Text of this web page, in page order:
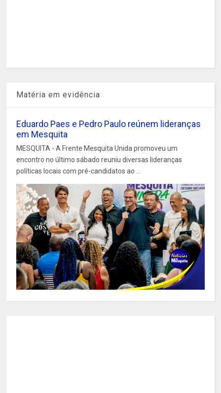
Matéria em evidência
Eduardo Paes e Pedro Paulo reúnem lideranças
em Mesquita
MESQUITA - A Frente Mesquita Unida promoveu um
encontro no último sábado reuniu diversas lideranças
políticas locais com pré-candidatos ao ...